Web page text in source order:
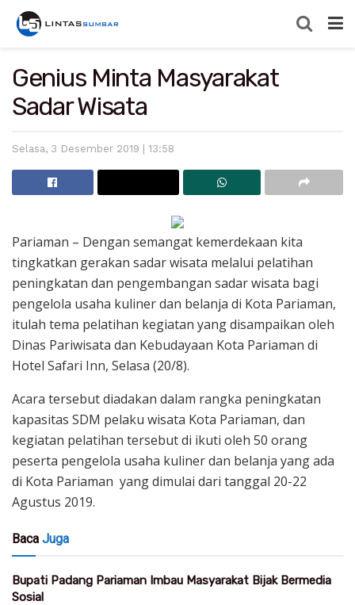
Genius Minta Masyarakat
Sadar Wisata
Selasa, 3 Desember 2019 | 13:58
Pariaman – Dengan semangat kemerdekaan kita
tingkatkan gerakan sadar wisata melalui pelatihan
peningkatan dan pengembangan sadar wisata bagi
pengelola usaha kuliner dan belanja di Kota Pariaman,
itulah tema pelatihan kegiatan yang disampaikan oleh
Dinas Pariwisata dan Kebudayaan Kota Pariaman di
Hotel Safari Inn, Selasa (20/8).
Acara tersebut diadakan dalam rangka peningkatan
kapasitas SDM pelaku wisata Kota Pariaman, dan
kegiatan pelatihan tersebut di ikuti oleh 50 orang
peserta pengelola usaha kuliner dan belanja yang ada
di Kota Pariaman yang dimulai dari tanggal 20-22
Agustus 2019.
Baca Juga
Bupati Padang Pariaman Imbau Masyarakat Bijak Bermedia
Sosial